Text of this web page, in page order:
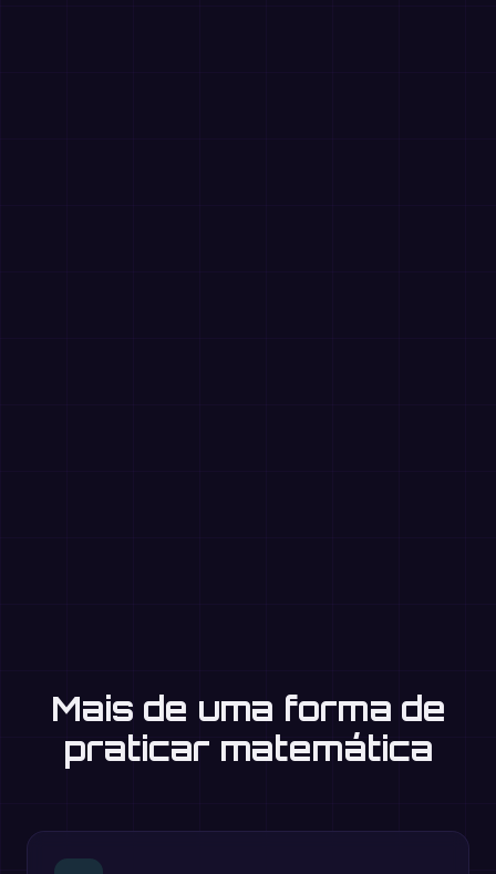
Mais de uma forma de
praticar matemática